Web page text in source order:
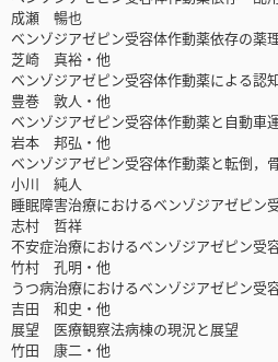
成瀬 暢也
ベンゾジアゼピン受容体作動薬依存の薬
芝崎 真裕・他
ベンゾジアゼピン受容体作動薬による認
豊巻 敦人・他
ベンゾジアゼピン受容体作動薬と自動車
岩本 邦弘・他
ベンゾジアゼピン受容体作動薬と転倒，
小川 純人
睡眠障害治療におけるベンゾジアゼピン
志村 哲祥
不安症治療におけるベンゾジアゼピン受
竹村 孔明・他
うつ病治療におけるベンゾジアゼピン受
吉田 和史・他
展望 医療観察法病棟の現況と展望
竹田 康二・他